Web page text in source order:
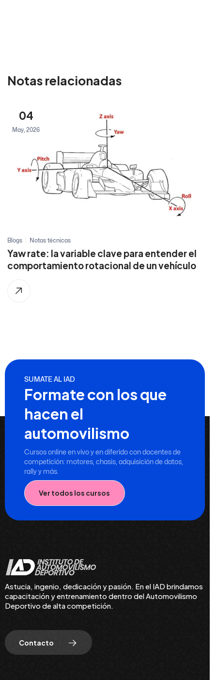
Notas relacionadas
04
May, 2026
Blogs Notas técnicas
Yaw rate: la variable clave para entender el
comportamiento rotacional de un vehículo
SUMATE AL IAD
Formate con los que
hacen el
automovilismo
Cursos online en vivo y en diferido con docentes de
competición: motores, chasis, adquisición de datos,
rally y más.
Ver todos los cursos
Astucia, ingenio, dedicación y pasión. En el IAD brindamos
capacitación y entrenamiento dentro del Automovilismo
Deportivo de alta competición.
Contacto